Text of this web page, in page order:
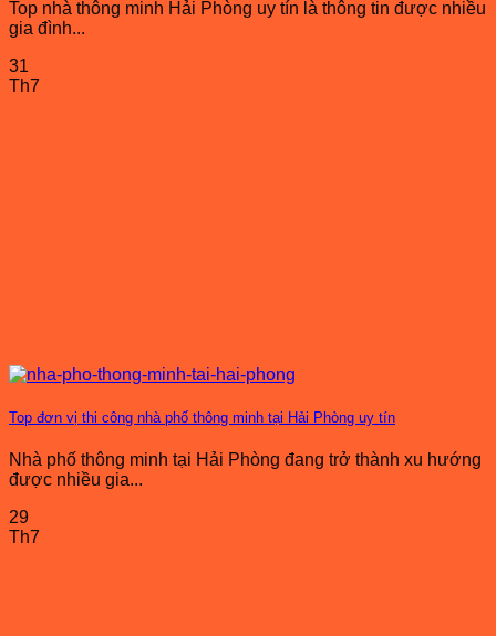
Top nhà thông minh Hải Phòng uy tín là thông tin được nhiều
gia đình...
31
Th7
Top đơn vị thi công nhà phố thông minh tại Hải Phòng uy tín
Nhà phố thông minh tại Hải Phòng đang trở thành xu hướng
được nhiều gia...
29
Th7